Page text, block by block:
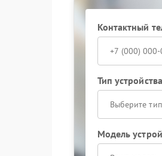
перезапуск.
Сервисный центр
эксплуатационные
локализуют источник
Ремонт Hiden
самостоятельные
перезагрузок
повторных сбоев.
Контактный
Тип
Выберите
Модель